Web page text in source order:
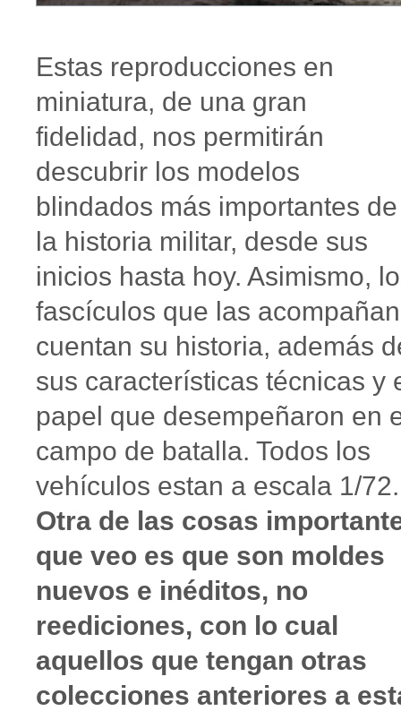
Estas reproducciones en
miniatura, de una gran
fidelidad, nos permitirán
descubrir los modelos
blindados más importantes de
la historia militar, desde sus
inicios hasta hoy. Asimismo,
fascículos que las acompañan
cuentan su historia, además
sus características técnicas y
papel que desempeñaron en
campo de batalla. Todos los
vehículos estan a escala 1/
Otra de las cosas
que veo es que son moldes
nuevos e inéditos, no
reediciones, con lo cual
aquellos que tengan otras
colecciones anteriores a